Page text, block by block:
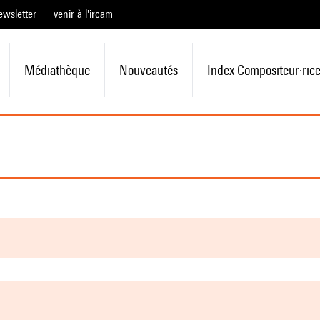
venir à l'ircam
Médiathèque Nouveautés Index Compositeur·rice